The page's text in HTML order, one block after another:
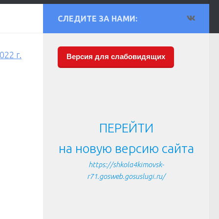
г.
СЛЕДИТЕ ЗА НАМИ:
Версия для слабовидящих
ПЕРЕЙТИ
на новую версию сайта
https://shkola4kimovsk-
r71.gosweb.gosuslugi.ru/